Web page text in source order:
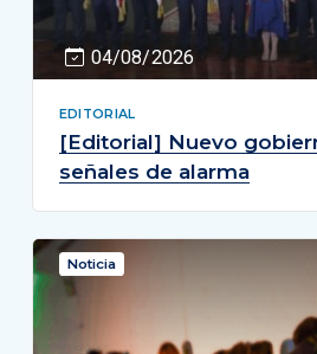
04/08/2026
EDITORIAL
[Editorial] Nuevo
señales de alarma
Noticia